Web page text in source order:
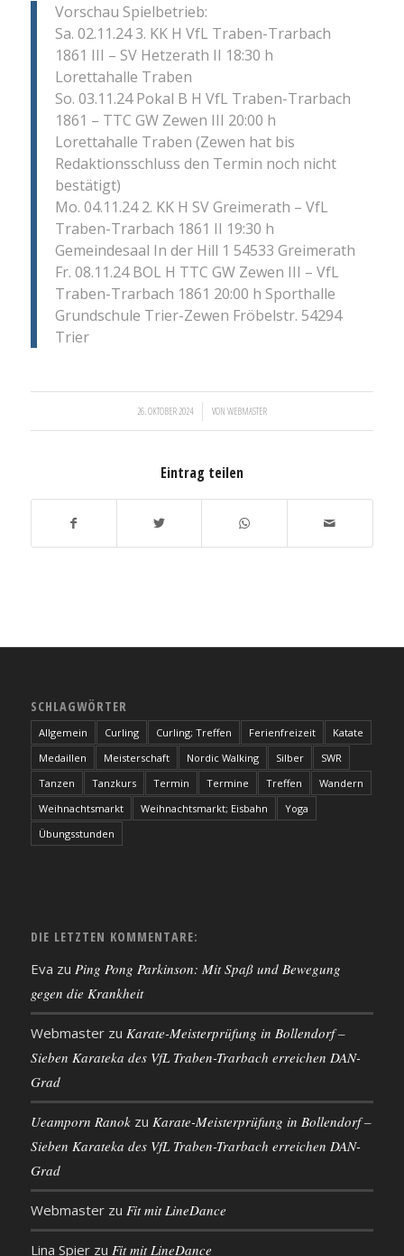
Vorschau Spielbetrieb:
Sa. 02.11.24 3. KK H VfL Traben-Trarbach
1861 III – SV Hetzerath II 18:30 h
Lorettahalle Traben
So. 03.11.24 Pokal B H VfL Traben-Trarbach
1861 – TTC GW Zewen III 20:00 h
Lorettahalle Traben (Zewen hat bis
Redaktionsschluss den Termin noch nicht
bestätigt)
Mo. 04.11.24 2. KK H SV Greimerath – VfL
Traben-Trarbach 1861 II 19:30 h
Gemeindesaal In der Hill 1 54533 Greimerath
Fr. 08.11.24 BOL H TTC GW Zewen III – VfL
Traben-Trarbach 1861 20:00 h Sporthalle
Grundschule Trier-Zewen Fröbelstr. 54294
Trier
26. OKTOBER 2024
/ VON WEBMASTER
Eintrag teilen
SCHLAGWÖRTER
Allgemein Curling Curling; Treffen Ferienfreizeit
Katate
Medaillen
Meisterschaft Nordic Walking Silber
SWR
Tanzen
Tanzkurs Termin Termine Treffen
Wandern
Weihnachtsmarkt
Weihnachtsmarkt; Eisbahn
Yoga
Übungsstunden
DIE LETZTEN KOMMENTARE:
Eva zu Ping Pong Parkinson: Mit Spaß und Bewegung
gegen die Krankheit
Webmasterzu Karate-Meisterprüfung in Bollendorf –
Sieben Karateka des VfL Traben-Trarbach erreichen DAN-
Grad
Ueamporn Ranokzu Karate-Meisterprüfung in Bollendorf –
Sieben Karateka des VfL Traben-Trarbach erreichen DAN-
Grad
Webmasterzu Fit mit LineDance
Lina Spierzu Fit mit LineDance